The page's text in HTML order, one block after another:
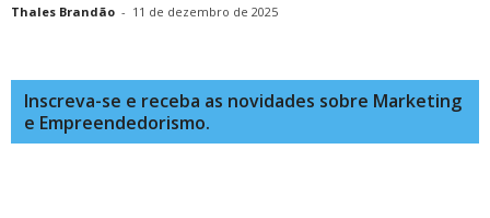
Thales Brandão - 11 de dezembro de 2025
Inscreva-se e receba as novidades sobre Marketing
e Empreendedorismo.